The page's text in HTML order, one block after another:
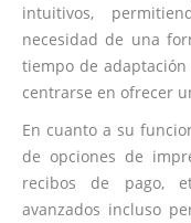
intuitivos,
necesidad de una
tiempo de
centrarse en ofrecer
En cuanto a su
de opciones de
recibos de pago,
avanzados incluso